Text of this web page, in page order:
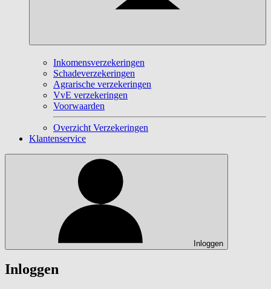
Inkomensverzekeringen
Schadeverzekeringen
Agrarische verzekeringen
VvE verzekeringen
Voorwaarden
Overzicht Verzekeringen
Klantenservice
Inloggen
Inloggen